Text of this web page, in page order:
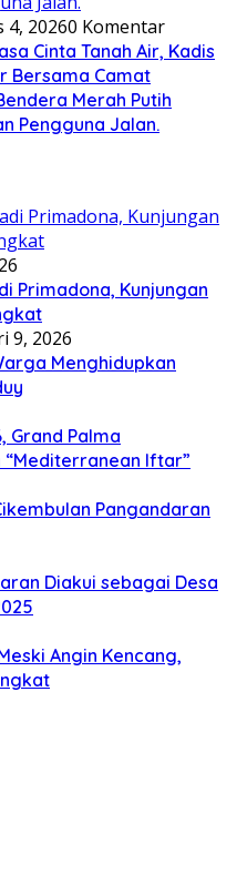
4, 20260 Komentar
Cinta Tanah Air, Kadis
Bersama Camat
Merah Putih
Pengguna Jalan.
Primadona, Kunjungan
9, 2026
Menghidupkan
Grand Palma
Iftar”
Pangandaran
Diakui sebagai Desa
Angin Kencang,